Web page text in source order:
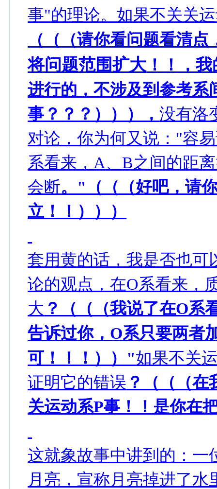
事"的理论。如果不关关
（（（请你看问题看清
将问题范围扩大 ！！，
进行的，不涉及到参考系
事？？？））），没有洛
对论，你为何又说："容
系看来，A、B之间的距
会断。"（（（好吧，请
立！！）））
套用黄的话，我是否也
论的观点，在O系看来，
大 ？（（（我说了在O系
告诉过你，O系只要两者
可！！！））"如果不关
证明它的错误 ？（（（
关运动系P事！！是你在
这就象故事中讲到的：一
月亮，宣称月亮掉进了